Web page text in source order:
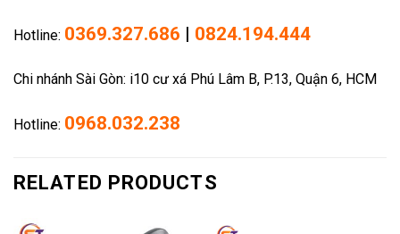
Hotline: 0369.327.686 0824.194.444
Chi nhánh Sài Gòn: i10 cư xá Phú Lâm B, P.13, Quận 6, HCM
Hotline: 0968.032.238
RELATED PRODUCTS